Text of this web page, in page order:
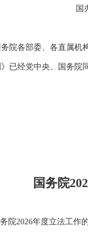
国
院各部委、各直属机
》已经党中央、国务
国务院
院2026年度立法工